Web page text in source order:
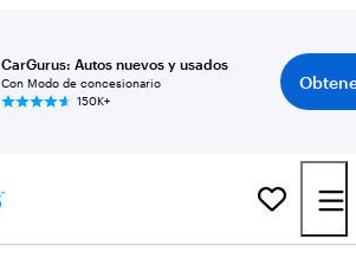
CarGurus: Autos nuevos y usados
Con Modo de concesionario
150K+